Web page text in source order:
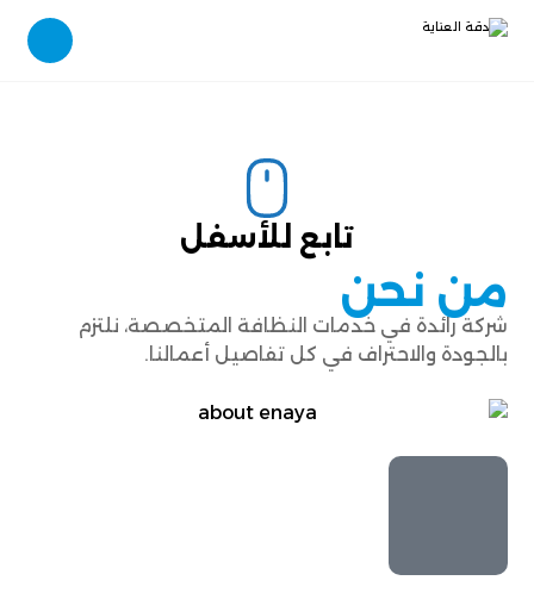
تابع للأسفل
من نحن
شركة رائدة في خدمات النظافة المتخصصة، نلتزم
بالجودة والاحتراف في كل تفاصيل أعمالنا.